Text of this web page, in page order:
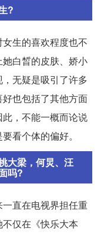
?
生的喜欢程度也不
白晳的皮肤、娇小
无疑是吸引了许多
也包括了其他方面
，不能一概而论说
看个体的偏好。
大梁，何炅、汪
吗?
直在电视界担任重
仅在《快乐大本